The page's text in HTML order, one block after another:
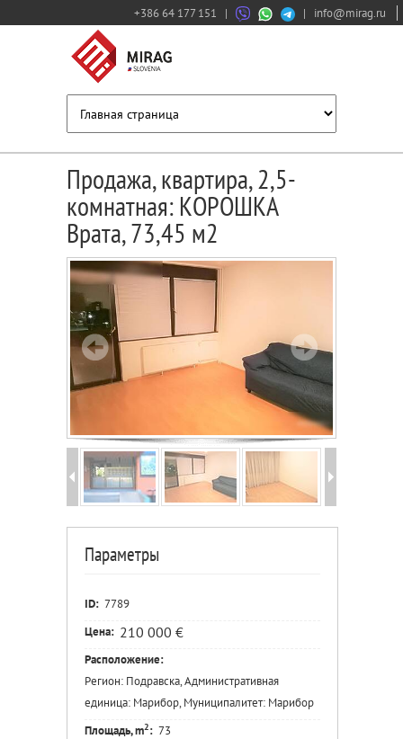
+386 64 177 151 | | info@mirag.ru
Продажа, квартира, 2,5-
комнатная: КОРОШКА
Врата, 73,45 м2
Параметры
ID: 7789
Цена: 210 000 €
Расположение:
Регион: Подравска, Административная
единица: Марибор, Муниципалитет: Марибор
Площадь, m2: 73